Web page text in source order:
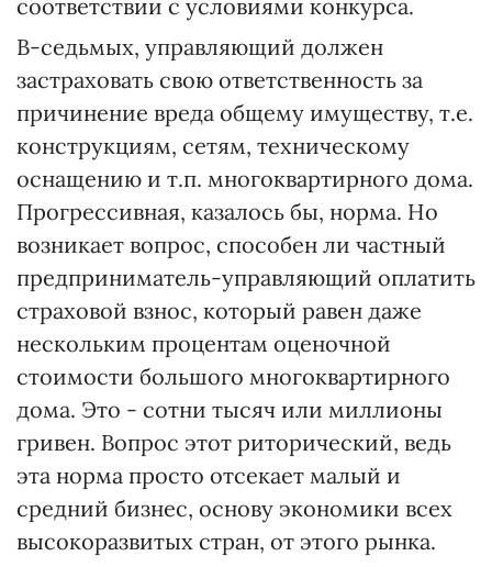
соответствии с условиями конкурса.
В-седьмых, управляющий должен
застраховать свою ответственность за
причинение вреда общему имуществу, т.е.
конструкциям, сетям, техническому
оснащению и т.п. многоквартирного дома.
Прогрессивная, казалось бы, норма. Но
возникает вопрос, способен ли частный
предприниматель-управляющий оплатить
страховой взнос, который равен даже
нескольким процентам оценочной
стоимости большого многоквартирного
дома. Это - сотни тысяч или миллионы
гривен. Вопрос этот риторический, ведь
эта норма просто отсекает малый и
средний бизнес, основу экономики всех
высокоразвитых стран, от этого рынка.